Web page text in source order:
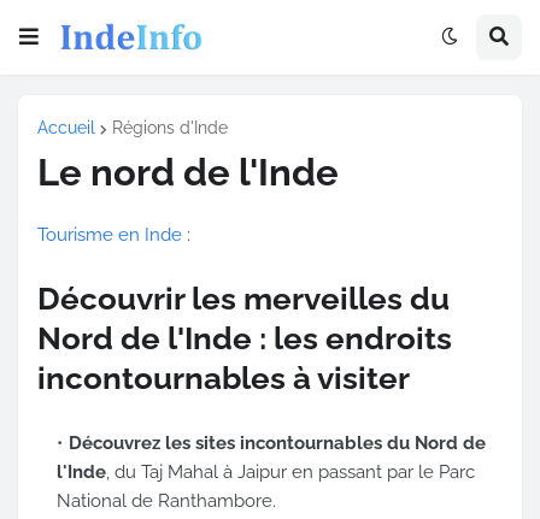
Accueil Régions d'Inde
Le nord de l'Inde
Tourisme en Inde :
Découvrir les merveilles du
Nord de l'Inde : les endroits
incontournables à visiter
Découvrez les sites incontournables du Nord de
l'Inde, du Taj Mahal à Jaipur en passant par le Parc
National de Ranthambore.